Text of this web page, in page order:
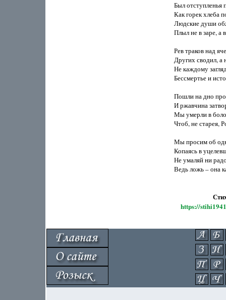
Был отступленья
Как горек хлеба
Людские души
Плыл не в заре, а
Рев траков над
Других сводил, а
Не каждому
Бессмертье и
Пошли на дно
И ржавчина
Мы умерли в
Чтоб, не старея,
Мы просим об
Копаясь в
Не умаляй ни
Ведь ложь – она
Стихи
https://